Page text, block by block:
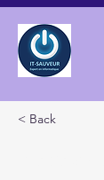
< Back